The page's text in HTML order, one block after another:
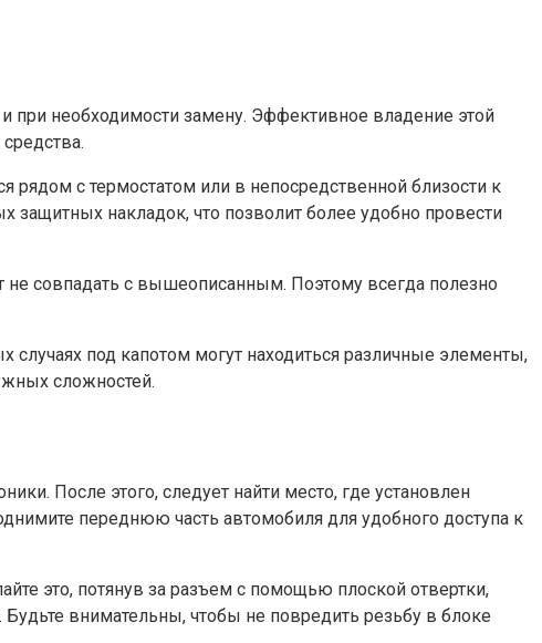
при необходимости замену. Эффективное владение этой
рядом с термостатом или в непосредственной близости к
защитных накладок, что позволит более удобно провести
совпадать с вышеописанным. Поэтому всегда полезно
под капотом могут находиться различные элементы,
сложностей.
После этого, следует найти место, где установлен
переднюю часть автомобиля для удобного доступа к
это, потянув за разъем с помощью плоской отвертки,
внимательны, чтобы не повредить резьбу в блоке